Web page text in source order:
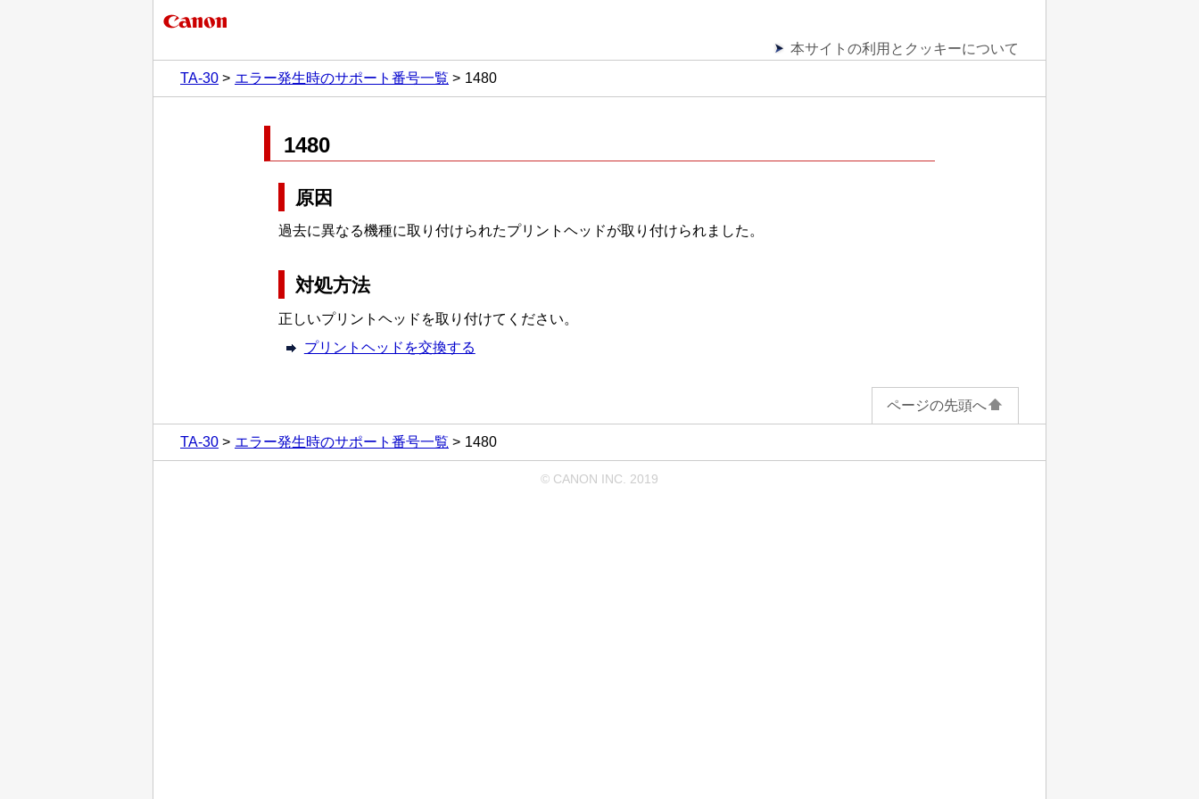
本サイトの利用とクッキーについて
TA-30
エラー発生時のサポート番号一覧 1480
1480
原因
過去に異なる機種に取り付けられたプリントヘッドが取り付けられました。
対処方法
正しいプリントヘッドを取り付けてください。
プリントヘッドを交換する
ページの先頭へ
TA-30 エラー発生時のサポート番号一覧 1480
© CANON INC. 2019